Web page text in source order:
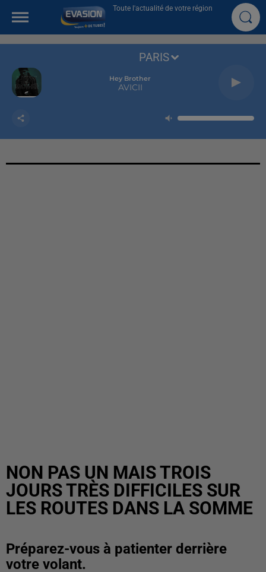
Toute l'actualité de votre région
Hey Brother
AVICII
PARIS
NON PAS UN MAIS TROIS
JOURS TRÈS DIFFICILES SUR
LES ROUTES DANS LA SOMME
Préparez-vous à patienter derrière
votre volant.